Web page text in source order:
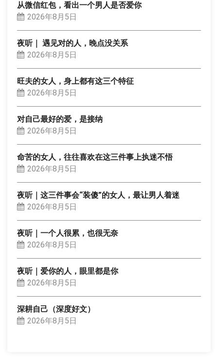
从微信红包，看出一个男人是否爱你
2026年8月5日
夜听｜ 遇见对的人，晚点没关系
2026年8月5日
旺夫的女人，身上都有这三个特征
2026年8月5日
对自己最好的爱，是接纳
2026年8月5日
命苦的女人，往往喜欢在这三件事上执迷不悟
2026年8月5日
夜听｜这三件事会“装傻”的女人，最让男人着迷
2026年8月5日
夜听｜一个人很累，也很无奈
2026年8月5日
夜听｜爱你的人，眼里都是你
2026年8月5日
深耕自己（深度好文）
2026年8月5日